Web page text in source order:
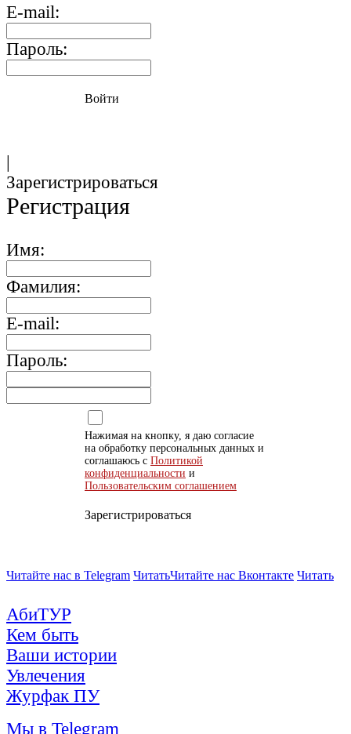
E-mail:
Пароль:
Войти
|
Зарегистрироваться
Регистрация
Имя:
Фамилия:
E-mail:
Пароль:
Нажимая на кнопку, я даю согласие
на обработку персональных данных и
соглашаюсь с Политикой
конфиденциальности и
Пользовательским соглашением
Зарегистрироваться
Читайте нас в Telegram ЧитатьЧитайте нас Вконтакте Читать
АбиТУР
Кем быть
Ваши истории
Увлечения
Журфак ПУ
Мы в Telegram